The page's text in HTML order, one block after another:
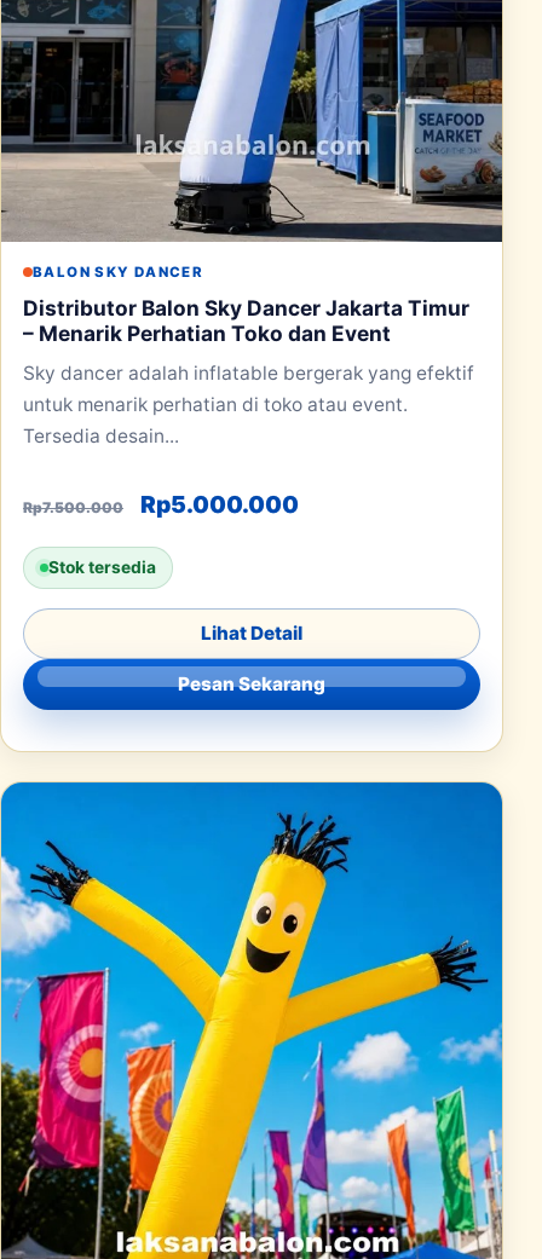
BALON SKY DANCER
Distributor Balon Sky Dancer Jakarta Timur
– Menarik Perhatian Toko dan Event
Sky dancer adalah inflatable bergerak yang efektif
untuk menarik perhatian di toko atau event.
Tersedia desain...
Rp7.500.000 Harga aslinya adalah:
Rp5.000.000Harga saat ini
Stok tersedia
Lihat Detail
Pesan Sekarang